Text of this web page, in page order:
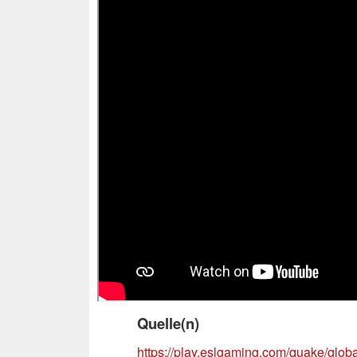
Quelle(n)
https://play.eslgaming.com/quake/